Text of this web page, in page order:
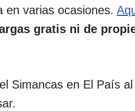
en varias ocasiones.
gratis ni de
Simancas en El País al